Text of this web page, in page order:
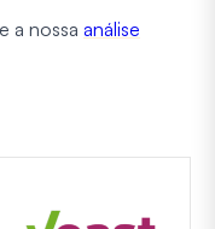
a nossa análise